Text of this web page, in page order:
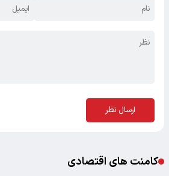
ارسال نظر
کامنت های اقتصادی